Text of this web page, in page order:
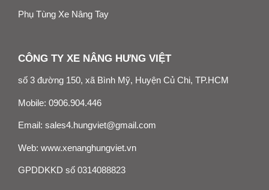
Phụ Tùng Xe Nâng Tay
CÔNG TY XE NÂNG HƯNG VIỆT
số 3 đường 150, xã Bình Mỹ, Huyện Củ Chi, TP.HCM
Mobile: 0906.904.446
Email: sales4.hungviet@gmail.com
Web: www.xenanghungviet.vn
GPDDKKD số 0314088823